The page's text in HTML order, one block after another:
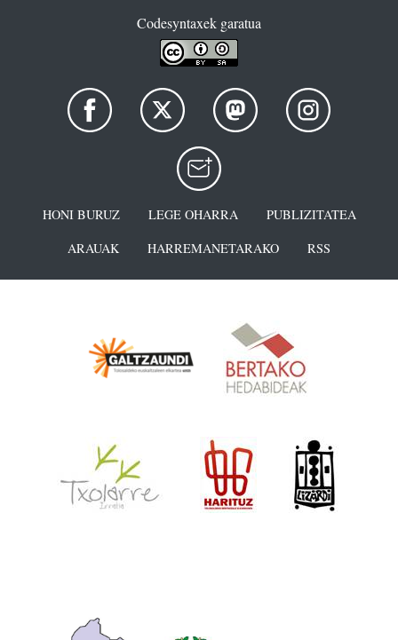
Codesyntaxek garatua
HONI BURUZ LEGE OHARRA
PUBLIZITATEA
ARAUAK
HARREMANETARAKO RSS